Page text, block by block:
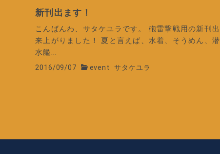
新刊出ます！
こんばんわ、サタケユラです。 砲雷撃戦用の新刊出
来上がりました！ 夏と言えば、水着、そうめん、潜
水艦...
2016/09/07 event サタケユラ